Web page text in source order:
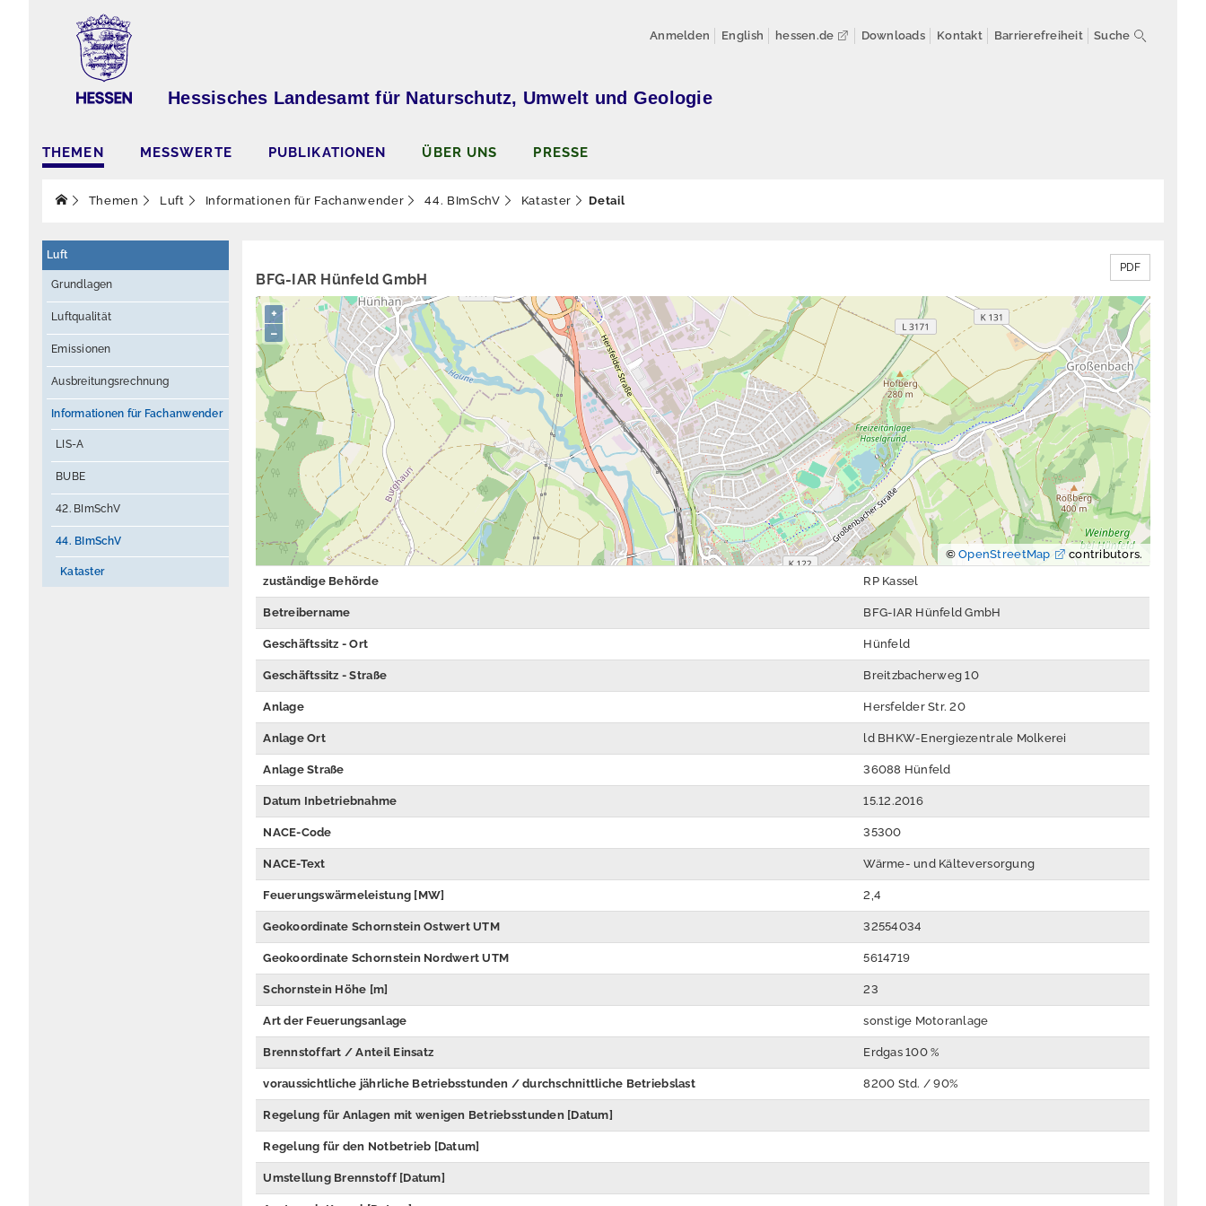
Anmelden English hessen.de Downloads Kontakt Barrierefreiheit Suche
Hessisches Landesamt für Naturschutz, Umwelt und Geologie
THEMEN MESSWERTE PUBLIKATIONEN ÜBER UNS PRESSE
Themen Luft Informationen für Fachanwender 44. BImSchV Kataster Detail
Luft
Grundlagen
Luftqualität
Emissionen
Ausbreitungsrechnung
Informationen für Fachanwender
LIS-A
BUBE
42. BImSchV
44. BImSchV
Kataster
BFG-IAR Hünfeld GmbH
PDF
+
−
©OpenStreetMap
contributors.
zuständige Behörde
RP Kassel
Betreibername BFG-IAR Hünfeld GmbH
Geschäftssitz - Ort Hünfeld
Geschäftssitz - Straße Breitzbacherweg 10
Anlage Hersfelder Str. 20
Anlage Ort ld BHKW-Energiezentrale Molkerei
Anlage Straße 36088 Hünfeld
Datum Inbetriebnahme 15.12.2016
NACE-Code 35300
NACE-Text Wärme- und Kälteversorgung
Feuerungswärmeleistung [MW] 2,4
Geokoordinate Schornstein Ostwert UTM 32554034
Geokoordinate Schornstein Nordwert UTM 5614719
Schornstein Höhe [m] 23
Art der Feuerungsanlage sonstige Motoranlage
Brennstoffart / Anteil Einsatz Erdgas 100 %
voraussichtliche jährliche Betriebsstunden / durchschnittliche Betriebslast 8200 Std. / 90%
Regelung für Anlagen mit wenigen Betriebsstunden [Datum]
Regelung für den Notbetrieb [Datum]
Umstellung Brennstoff [Datum]